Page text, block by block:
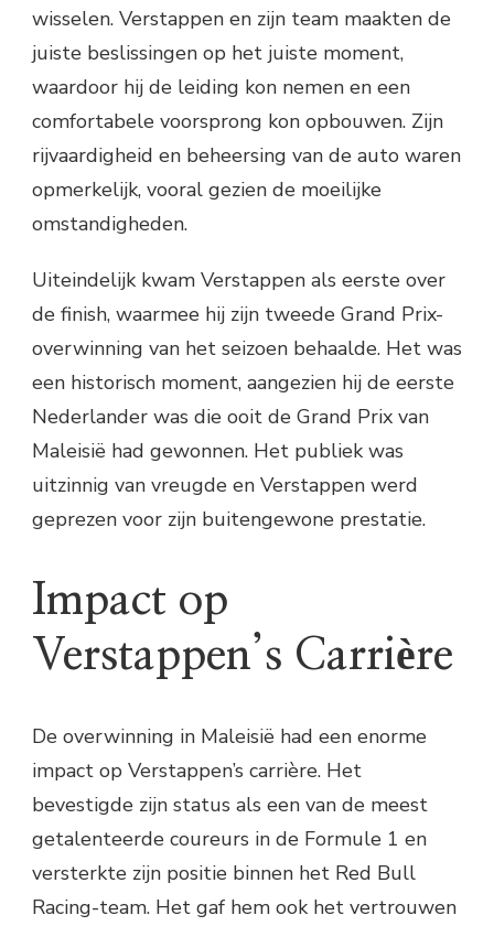
wisselen. Verstappen en zijn team maakten de
juiste beslissingen op het juiste moment,
waardoor hij de leiding kon nemen en een
comfortabele voorsprong kon opbouwen. Zijn
rijvaardigheid en beheersing van de auto waren
opmerkelijk, vooral gezien de moeilijke
omstandigheden.
Uiteindelijk kwam Verstappen als eerste over
de finish, waarmee hij zijn tweede Grand Prix-
overwinning van het seizoen behaalde. Het was
een historisch moment, aangezien hij de eerste
Nederlander was die ooit de Grand Prix van
Maleisië had gewonnen. Het publiek was
uitzinnig van vreugde en Verstappen werd
geprezen voor zijn buitengewone prestatie.
Impact op
Verstappen’s Carrière
De overwinning in Maleisië had een enorme
impact op Verstappen’s carrière. Het
bevestigde zijn status als een van de meest
getalenteerde coureurs in de Formule 1 en
versterkte zijn positie binnen het Red Bull
Racing-team. Het gaf hem ook het vertrouwen